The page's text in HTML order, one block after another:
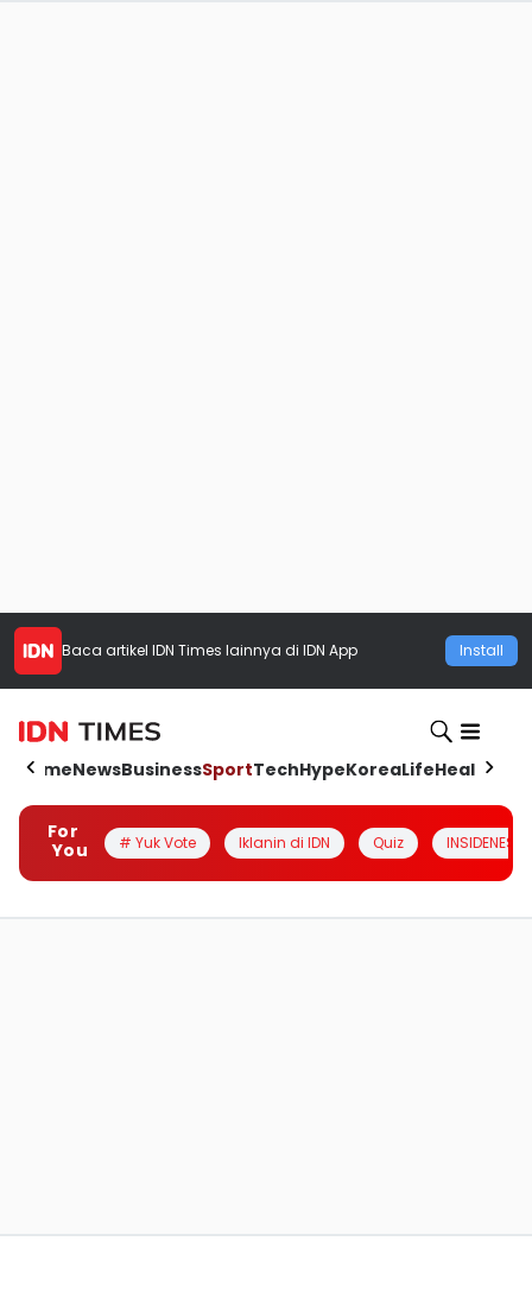
Baca artikel IDN Times lainnya di IDN App Install
HomeNewsBusinessSportTechHypeKoreaLifeHealth
For
You
# Yuk Vote Iklanin di IDN Quiz INSIDENESIA